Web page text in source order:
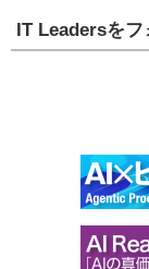
IT Leadersをフ